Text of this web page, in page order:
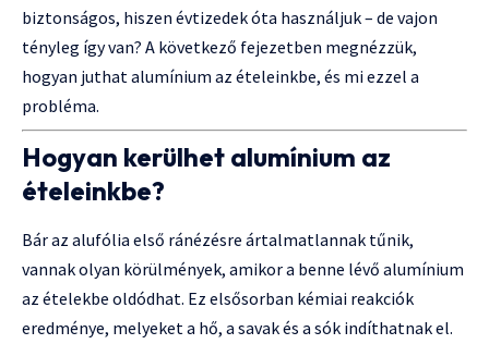
biztonságos, hiszen évtizedek óta használjuk – de vajon
tényleg így van? A következő fejezetben megnézzük,
hogyan juthat alumínium az ételeinkbe, és mi ezzel a
probléma.
Hogyan kerülhet alumínium az
ételeinkbe?
Bár az alufólia első ránézésre ártalmatlannak tűnik,
vannak olyan körülmények, amikor a benne lévő alumínium
az ételekbe oldódhat. Ez elsősorban kémiai reakciók
eredménye, melyeket a hő, a savak és a sók indíthatnak el.